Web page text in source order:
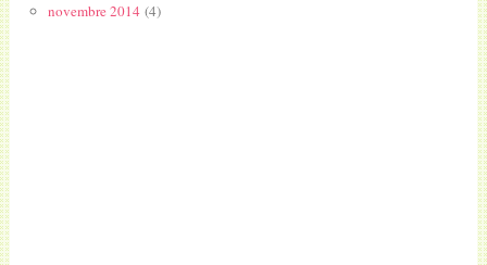
novembre 2014(4)